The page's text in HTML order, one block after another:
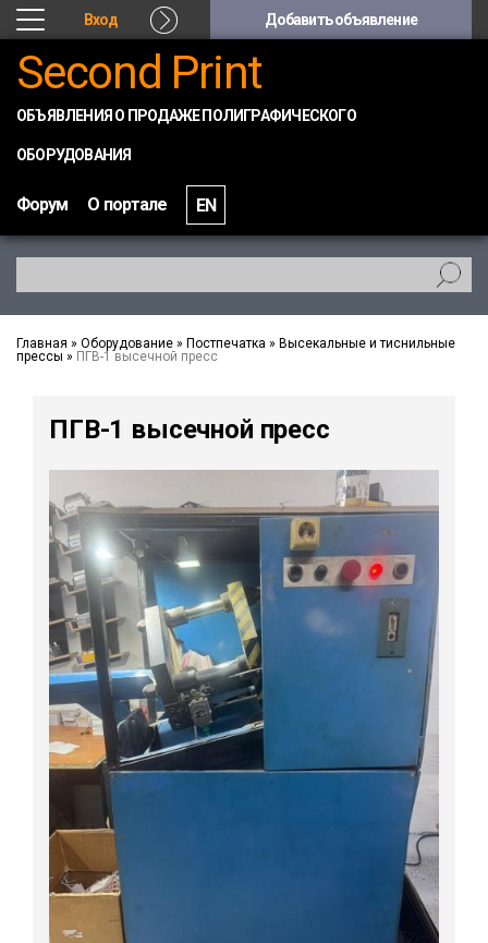
Вход Добавить объявление
Second Print
ОБЪЯВЛЕНИЯ О ПРОДАЖЕ ПОЛИГРАФИЧЕСКОГО
ОБОРУДОВАНИЯ
Форум О портале EN
Главная » Оборудование » Постпечатка » Высекальные и тиснильные
прессы » ПГВ-1 высечной пресс
ПГВ-1 высечной пресс